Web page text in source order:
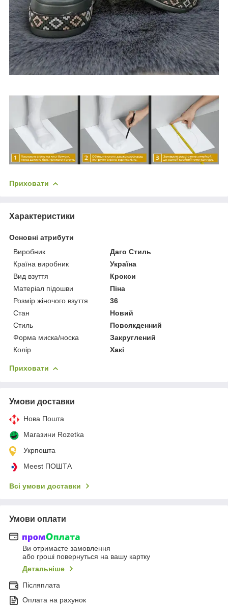
Приховати
Характеристики
Основні атрибути
Виробник
Даго Стиль
Країна виробник
Україна
Вид взуття
Крокси
Матеріал підошви
Піна
Розмір жіночого взуття
36
Стан
Новий
Стиль
Повсякденний
Форма миска/носка
Закруглений
Колір
Хакі
Приховати
Умови доставки
Нова Пошта
Магазини Rozetka
Укрпошта
Meest ПОШТА
Всі умови доставки
Умови оплати
Ви отримаєте замовлення
або гроші повернуться на вашу картку
Детальніше
Післяплата
Оплата на рахунок